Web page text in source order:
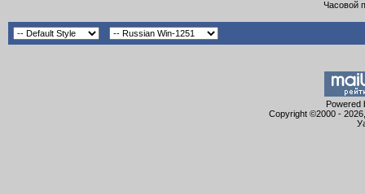
Часовой
Powered
Copyright ©2000 -